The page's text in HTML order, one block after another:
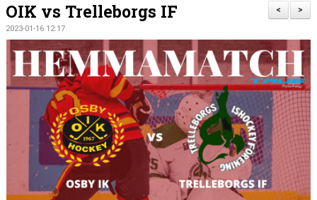
DOKUMENT
OSBY 50 ÅR URKLIPP
MEDLEMMAR
>
<
OIK vs Trelleborgs IF
2023-01-16 12:17